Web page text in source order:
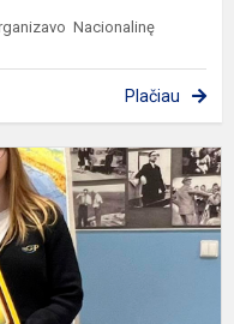
Nacionalinę
Plačiau